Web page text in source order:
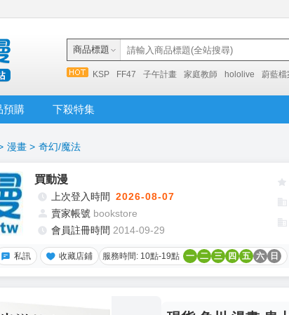
商品標題
KSP FF47 子午計畫 家庭教師 hololive 蔚藍檔
預購 下殺特集
漫畫 > 奇幻/魔法
買動漫
上次登入時間 2026-08-07
賣家帳號 bookstore
會員註冊時間 2014-09-29
私訊 收藏店鋪 服務時間: 10點-19點 一 二 三 四 五 六 日